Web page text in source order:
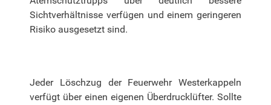
Sichtverhältnisse verfügen und einem geringeren
Risiko ausgesetzt sind.
Jeder Löschzug der Feuerwehr Westerkappeln
verfügt über einen eigenen Überdrucklüfter. Sollte